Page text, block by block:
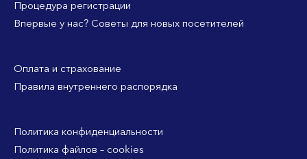
Процедура регистрации
Впервые у нас? Советы для новых посетителей
Оплата и страхование
Правила внутреннего распорядка
Политика конфиденциальности
Политика файлов – cookies